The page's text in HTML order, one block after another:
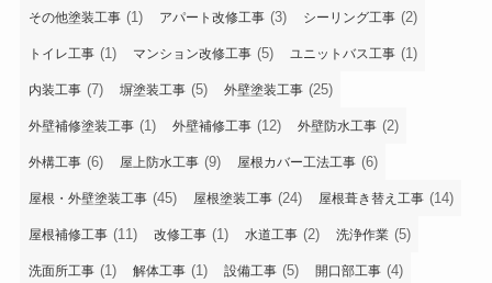
その他塗装工事 (1) アパート改修工事 (3) シーリング工事 (2)
トイレ工事 (1) マンション改修工事 (5) ユニットバス工事 (1)
内装工事 (7) 塀塗装工事 (5) 外壁塗装工事 (25)
外壁補修塗装工事 (1) 外壁補修工事 (12) 外壁防水工事 (2)
外構工事 (6) 屋上防水工事 (9) 屋根カバー工法工事 (6)
屋根・外壁塗装工事 (45) 屋根塗装工事 (24) 屋根葺き替え工事 (14)
屋根補修工事 (11) 改修工事 (1) 水道工事 (2) 洗浄作業 (5)
洗面所工事 (1) 解体工事 (1) 設備工事 (5) 開口部工事 (4)